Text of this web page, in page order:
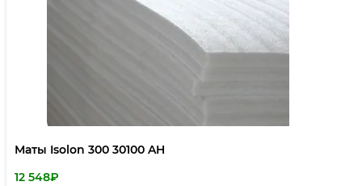
Маты Isolon 300 30100 AH
12 548₽